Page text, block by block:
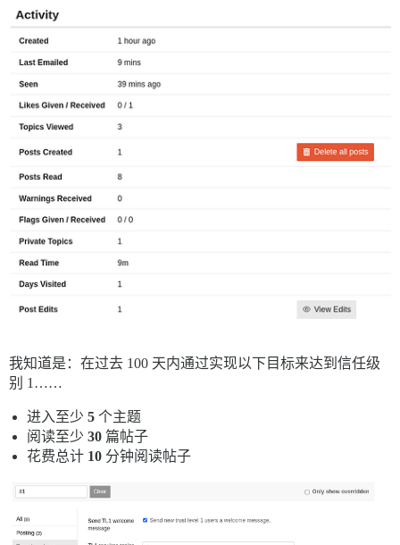
我知道是：在过去 100 天内通过实现以下目标来达到信任级
别 1……
进入至少 5 个主题
阅读至少 30 篇帖子
花费总计 10 分钟阅读帖子